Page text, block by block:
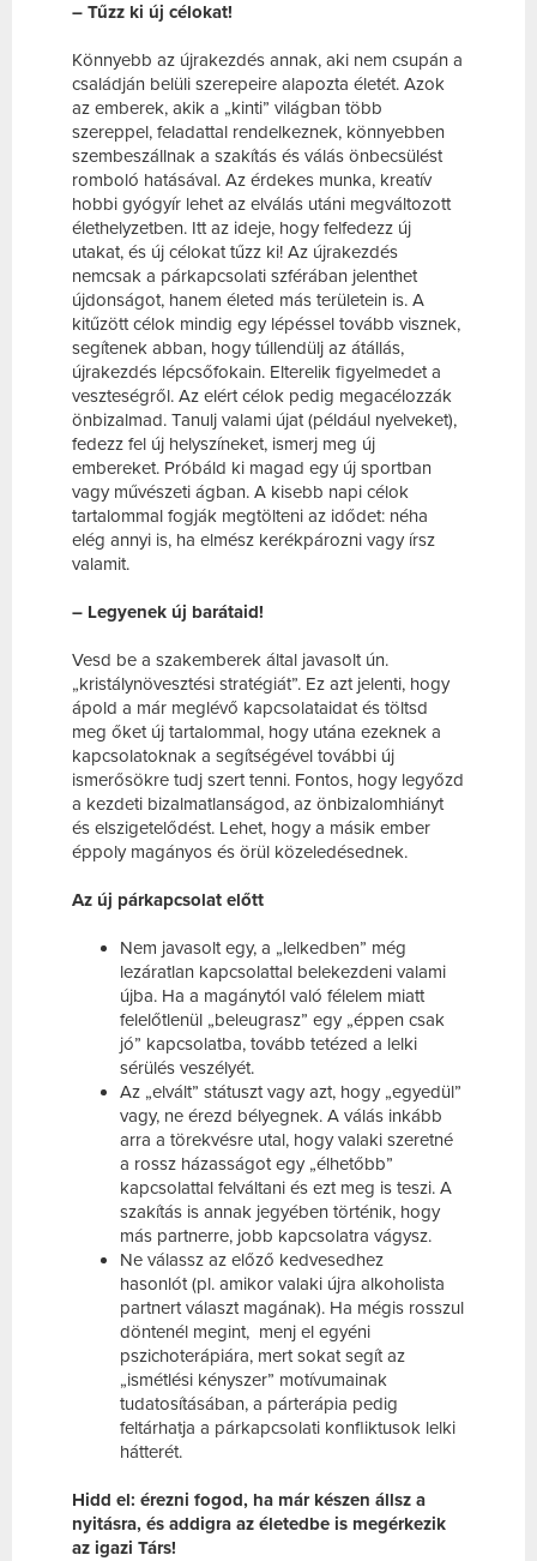
– Tűzz ki új célokat!
Könnyebb az újrakezdés annak, aki nem csupán a
családján belüli szerepeire alapozta életét. Azok
az emberek, akik a „kinti” világban több
szereppel, feladattal rendelkeznek, könnyebben
szembeszállnak a szakítás és válás önbecsülést
romboló hatásával. Az érdekes munka, kreatív
hobbi gyógyír lehet az elválás utáni megváltozott
élethelyzetben. Itt az ideje, hogy felfedezz új
utakat, és új célokat tűzz ki! Az újrakezdés
nemcsak a párkapcsolati szférában jelenthet
újdonságot, hanem életed más területein is. A
kitűzött célok mindig egy lépéssel tovább visznek,
segítenek abban, hogy túllendülj az átállás,
újrakezdés lépcsőfokain. Elterelik figyelmedet a
veszteségről. Az elért célok pedig megacélozzák
önbizalmad. Tanulj valami újat (például nyelveket),
fedezz fel új helyszíneket, ismerj meg új
embereket. Próbáld ki magad egy új sportban
vagy művészeti ágban. A kisebb napi célok
tartalommal fogják megtölteni az idődet: néha
elég annyi is, ha elmész kerékpározni vagy írsz
valamit.
– Legyenek új barátaid!
Vesd be a szakemberek által javasolt ún.
„kristálynövesztési stratégiát”. Ez azt jelenti, hogy
ápold a már meglévő kapcsolataidat és töltsd
meg őket új tartalommal, hogy utána ezeknek a
kapcsolatoknak a segítségével további új
ismerősökre tudj szert tenni. Fontos, hogy legyőzd
a kezdeti bizalmatlanságod, az önbizalomhiányt
és elszigetelődést. Lehet, hogy a másik ember
éppoly magányos és örül közeledésednek.
Az új párkapcsolat előtt
Nem javasolt egy, a „lelkedben” még
lezáratlan kapcsolattal belekezdeni valami
újba. Ha a magánytól való félelem miatt
felelőtlenül „beleugrasz” egy „éppen csak
jó” kapcsolatba, tovább tetézed a lelki
sérülés veszélyét.
Az „elvált” státuszt vagy azt, hogy „egyedül”
vagy, ne érezd bélyegnek. A válás inkább
arra a törekvésre utal, hogy valaki szeretné
a rossz házasságot egy „élhetőbb”
kapcsolattal felváltani és ezt meg is teszi. A
szakítás is annak jegyében történik, hogy
más partnerre, jobb kapcsolatra vágysz.
Ne válassz az előző kedvesedhez
hasonlót (pl. amikor valaki újra alkoholista
partnert választ magának). Ha mégis rosszul
döntenél megint, menj el egyéni
pszichoterápiára, mert sokat segít az
„ismétlési kényszer” motívumainak
tudatosításában, a párterápia pedig
feltárhatja a párkapcsolati konfliktusok lelki
hátterét.
Hidd el: érezni fogod, ha már készen állsz a
nyitásra, és addigra az életedbe is megérkezik
az igazi Társ!